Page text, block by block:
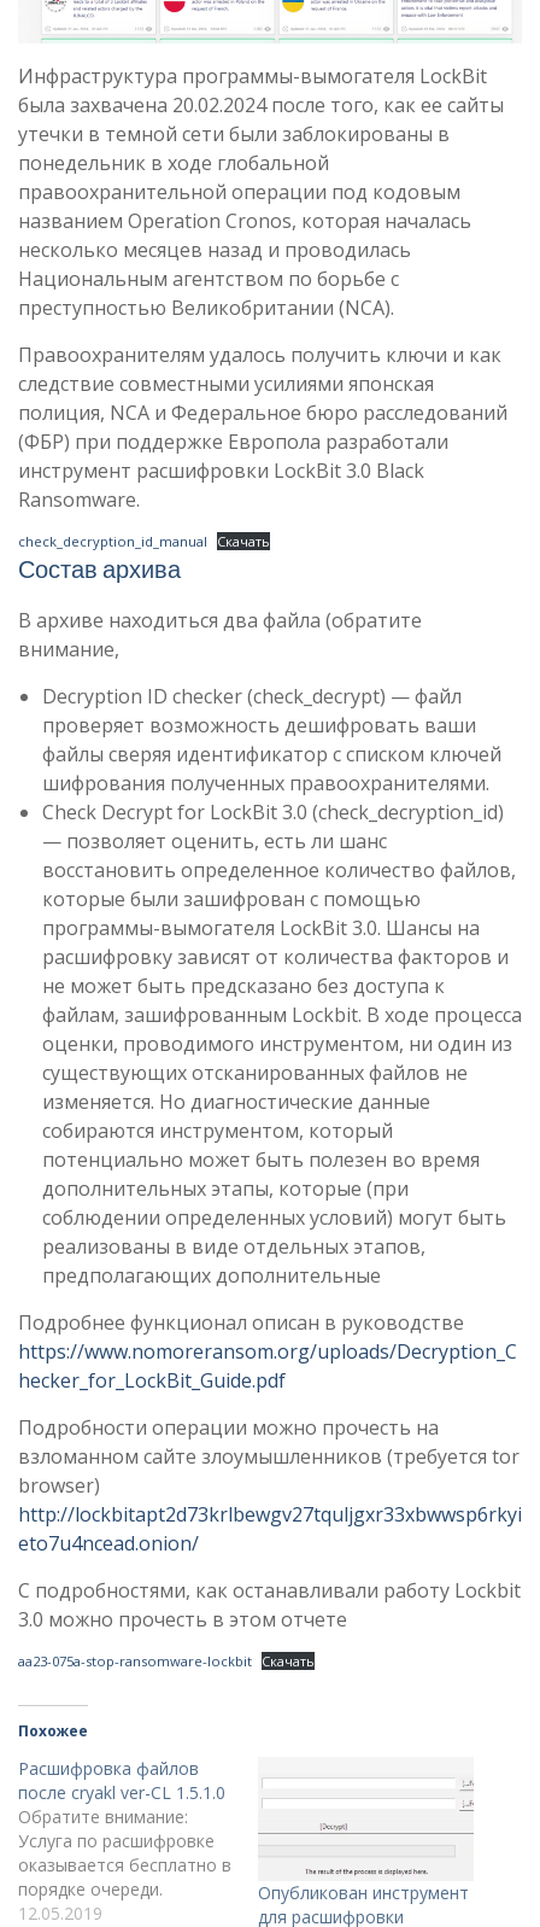
Инфраструктура программы-вымогателя LockBit
была захвачена 20.02.2024 после того, как ее сайты
утечки в темной сети были заблокированы в
понедельник в ходе глобальной
правоохранительной операции под кодовым
названием Operation Cronos, которая началась
несколько месяцев назад и проводилась
Национальным агентством по борьбе с
преступностью Великобритании (NCA).
Правоохранителям удалось получить ключи и как
следствие совместными усилиями японская
полиция, NCA и Федеральное бюро расследований
(ФБР) при поддержке Европола разработали
инструмент расшифровки LockBit 3.0 Black
Ransomware.
check_decryption_id_manual Скачать
Состав архива
В архиве находиться два файла (обратите
внимание,
Decryption ID checker (check_decrypt) — файл
проверяет возможность дешифровать ваши
файлы сверяя идентификатор с списком ключей
шифрования полученных правоохранителями.
Check Decrypt for LockBit 3.0 (check_decryption_id)
— позволяет оценить, есть ли шанс
восстановить определенное количество файлов,
которые были зашифрован с помощью
программы-вымогателя LockBit 3.0. Шансы на
расшифровку зависят от количества факторов и
не может быть предсказано без доступа к
файлам, зашифрованным Lockbit. В ходе процесса
оценки, проводимого инструментом, ни один из
существующих отсканированных файлов не
изменяется. Но диагностические данные
собираются инструментом, который
потенциально может быть полезен во время
дополнительных этапы, которые (при
соблюдении определенных условий) могут быть
реализованы в виде отдельных этапов,
предполагающих дополнительные
Подробнее функционал описан в руководстве
https://www.nomoreransom.org/uploads/Decryption_C
hecker_for_LockBit_Guide.pdf
Подробности операции можно прочесть на
взломанном сайте злоумышленников (требуется tor
browser)
http://lockbitapt2d73krlbewgv27tquljgxr33xbwwsp6rkyi
eto7u4ncead.onion/
C подробностями, как останавливали работу Lockbit
3.0 можно прочесть в этом отчете
aa23-075a-stop-ransomware-lockbit Скачать
Похожее
Расшифровка файлов
после cryakl ver-CL 1.5.1.0
Обратите внимание:
Услуга по расшифровке
оказывается бесплатно в
порядке очереди.
12.05.2019
Опубликован инструмент
для расшифровки